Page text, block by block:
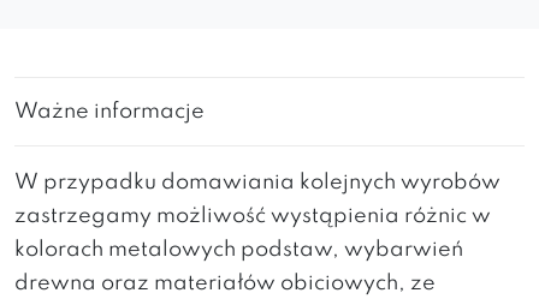
Ważne informacje
W przypadku domawiania kolejnych wyrobów
zastrzegamy możliwość wystąpienia różnic w
kolorach metalowych podstaw, wybarwień
drewna oraz materiałów obiciowych, ze